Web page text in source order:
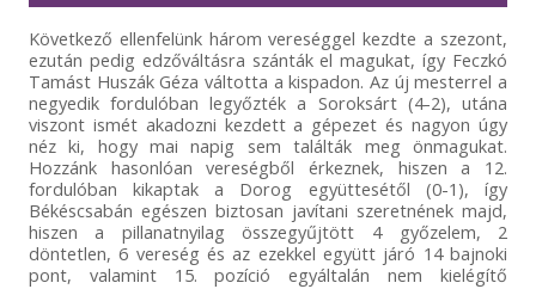
Következő ellenfelünk három vereséggel kezdte a szezont,
ezután pedig edzőváltásra szánták el magukat, így Feczkó
Tamást Huszák Géza váltotta a kispadon. Az új mesterrel a
negyedik fordulóban legyőzték a Soroksárt (4-2), utána
viszont ismét akadozni kezdett a gépezet és nagyon úgy
néz ki, hogy mai napig sem találták meg önmagukat.
Hozzánk hasonlóan vereségből érkeznek, hiszen a 12.
fordulóban kikaptak a Dorog együttesétől (0-1), így
Békéscsabán egészen biztosan javítani szeretnének majd,
hiszen a pillanatnyilag összegyűjtött 4 győzelem, 2
döntetlen, 6 vereség és az ezekkel együtt járó 14 bajnoki
pont, valamint 15. pozíció egyáltalán nem kielégítő